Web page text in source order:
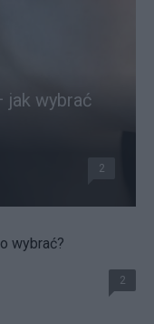
jak wybrać
2
wybrać?
2